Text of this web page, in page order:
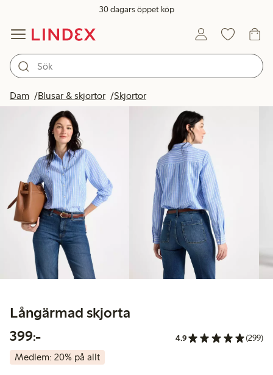
30 dagars öppet köp
Dam Blusar & skjortor Skjortor
Långärmad skjorta
399:-399,00 kr 4.9 (299)
Medlem: 20% på allt